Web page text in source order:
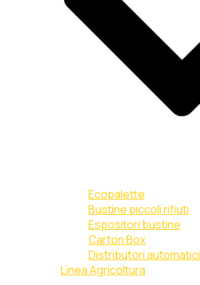
Ecopalette
Bustine piccoli rifiuti
Espositori bustine
Carton Box
Distributori automatici
Linea Agricoltura